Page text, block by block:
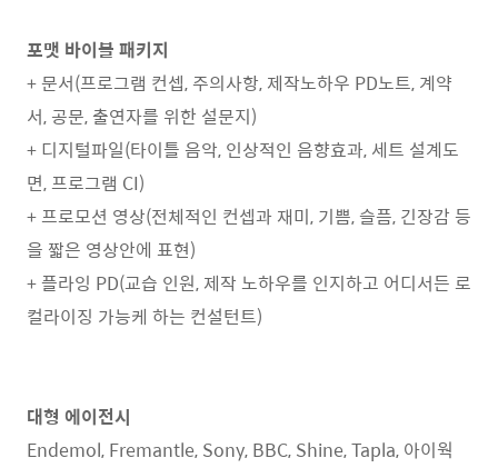
포맷 바이블 패키지
+ 문서(프로그램 컨셉, 주의사항, 제작노하우 PD노트, 계약
서, 공문, 출연자를 위한 설문지)
+ 디지털파일(타이틀 음악, 인상적인 음향효과, 세트 설계도
면, 프로그램 CI)
+ 프로모션 영상(전체적인 컨셉과 재미, 기쁨, 슬픔, 긴장감 등
을 짧은 영상안에 표현)
+ 플라잉 PD(교습 인원, 제작 노하우를 인지하고 어디서든 로
컬라이징 가능케 하는 컨설턴트)
대형 에이전시
Endemol, Fremantle, Sony, BBC, Shine, Tapla, 아이웍